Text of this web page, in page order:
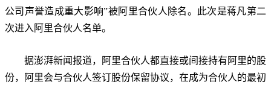
公司声誉造成重大影响”被阿里合伙人除名。此次是蒋凡第二
次进入阿里合伙人名单。
据澎湃新闻报道，阿里合伙人都直接或间接持有阿里的股
份，阿里会与合伙人签订股份保留协议，在成为合伙人的最初